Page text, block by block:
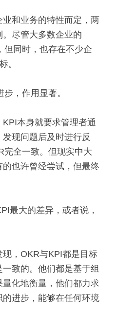
和业务的特性而定，两
尽管大多数企业的
但同时，也存在不少企
。
，作用显著。
本身就要求管理者通
现问题后及时进行反
完全一致。但现实中大
也许曾经尝试，但最终
最大的差异，或者说，
，OKR与KPI都是目标
致的。他们都是基于组
化地衡量，他们都力求
进步，能够在任何环境